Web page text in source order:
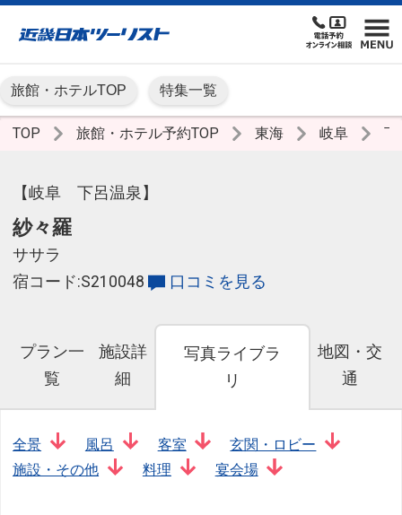
旅館・ホテルTOP 特集一覧
TOP 旅館・ホテル予約TOP 東海 岐阜 下
【岐阜 下呂温泉】
紗々羅
ササラ
宿コード:S210048
口コミを見る
プラン一
覧
施設詳
細
写真ライブラ
リ
地図・交
通
全景 風呂 客室
玄関・ロビー
施設・その他
料理 宴会場